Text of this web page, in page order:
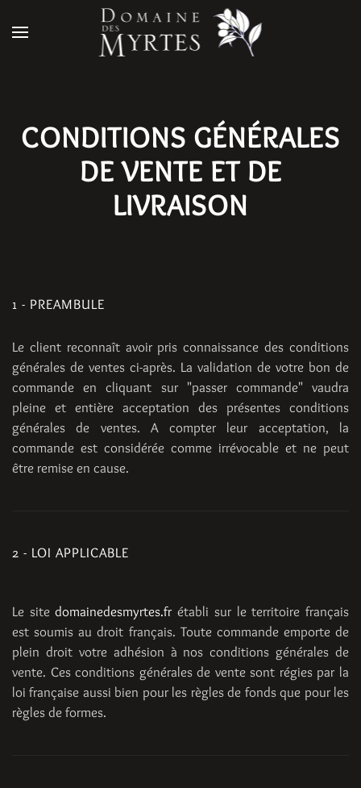
Accéder au contenu principal
CONDITIONS GÉNÉRALES
DE VENTE ET DE
LIVRAISON
1 - PREAMBULE
Le client reconnaît avoir pris connaissance des conditions
générales de ventes ci-après. La validation de votre bon de
commande en cliquant sur "passer commande" vaudra
pleine et entière acceptation des présentes conditions
générales de ventes. A compter leur acceptation, la
commande est considérée comme irrévocable et ne peut
être remise en cause.
2 - LOI APPLICABLE
Le sitedomainedesmyrtes.fr établi sur le territoire français
est soumis au droit français. Toute commande emporte de
plein droit votre adhésion à nos conditions générales de
vente. Ces conditions générales de vente sont régies par la
loi française aussi bien pour les règles de fonds que pour les
règles de formes.